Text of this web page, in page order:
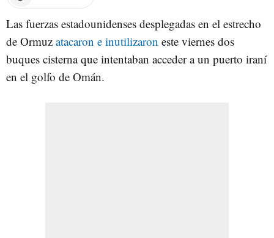
Las fuerzas estadounidenses desplegadas en el estrecho
de Ormuz atacaron e inutilizaron este viernes dos
buques cisterna que intentaban acceder a un puerto iraní
en el golfo de Omán.